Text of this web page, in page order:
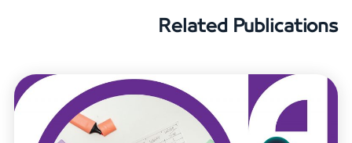
Related Publications